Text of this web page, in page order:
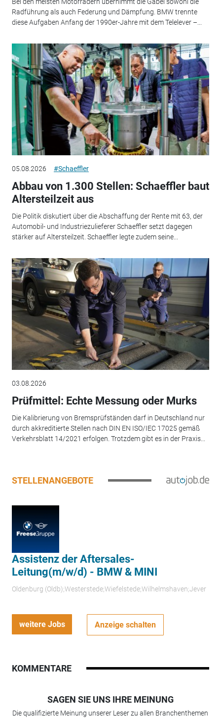
Radführung als auch Federung und Dämpfung. BMW trennte
diese Aufgaben Anfang der 1990er-Jahre mit dem Telelever –...
05.08.2026 #Schaeffler
Abbau von 1.300 Stellen: Schaeffler baut
Altersteilzeit aus
Die Politik diskutiert über die Abschaffung der Rente mit 63, der
Automobil- und Industriezulieferer Schaeffler setzt dagegen
stärker auf Altersteilzeit. Schaeffler legte zudem seine...
03.08.2026
Prüfmittel: Echte Messung oder Murks
Die Kalibrierung von Bremsprüfständen darf in Deutschland nur
durch akkreditierte Stellen nach DIN EN ISO/IEC 17025 gemäß
Verkehrsblatt 14/2021 erfolgen. Trotzdem gibt es in der Praxis...
STELLENANGEBOTE
Assistenz der Aftersales-
Leitung(m/w/d) - BMW & MINI
Oldenburg (Oldb);Westerstede;Wiefelstede;Wilhelmshaven;Jever
weitere Jobs Anzeige schalten
KOMMENTARE
SAGEN SIE UNS IHRE MEINUNG
Die qualifizierte Meinung unserer Leser zu allen Branchenthemen